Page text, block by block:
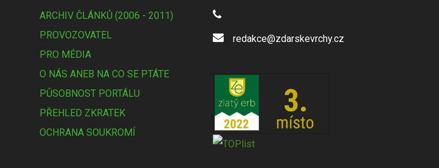
ARCHIV ČLÁNKŮ (2006 - 2011)
PROVOZOVATEL
PRO MÉDIA
O NÁS ANEB NA CO SE PTÁTE
PŮSOBNOST PORTÁLU
PŘEHLED ZKRATEK
OCHRANA SOUKROMÍ
redakce@zdarskevrchy.cz